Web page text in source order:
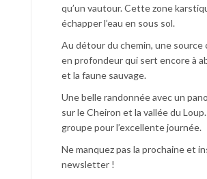
qu’un vautour. Cette zone
échapper l’eau en sous sol.
Au détour du chemin, une source
en profondeur qui sert encore à
et la faune sauvage.
Une belle randonnée avec un
sur le Cheiron et la vallée du
groupe pour l’excellente journée.
Ne manquez pas la prochaine et
newsletter !